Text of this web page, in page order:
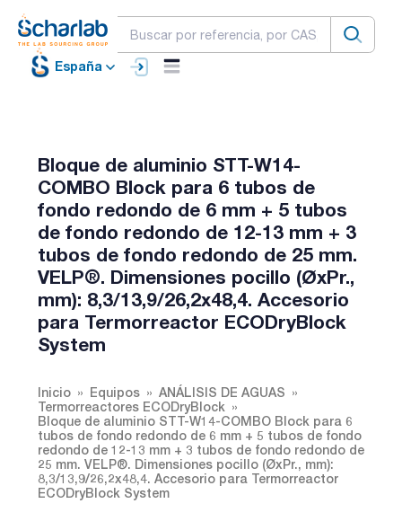
España
Bloque de aluminio STT-W14-
COMBO Block para 6 tubos de
fondo redondo de 6 mm + 5 tubos
de fondo redondo de 12-13 mm + 3
tubos de fondo redondo de 25 mm.
VELP®. Dimensiones pocillo (ØxPr.,
mm): 8,3/13,9/26,2x48,4. Accesorio
para Termorreactor ECODryBlock
System
Inicio Equipos
ANÁLISIS DE AGUAS
Termorreactores ECODryBlock
Bloque de aluminio STT-W14-COMBO Block para 6
tubos de fondo redondo de 6 mm + 5 tubos de fondo
redondo de 12-13 mm + 3 tubos de fondo redondo de
25 mm. VELP®. Dimensiones pocillo (ØxPr., mm):
8,3/13,9/26,2x48,4. Accesorio para Termorreactor
ECODryBlock System